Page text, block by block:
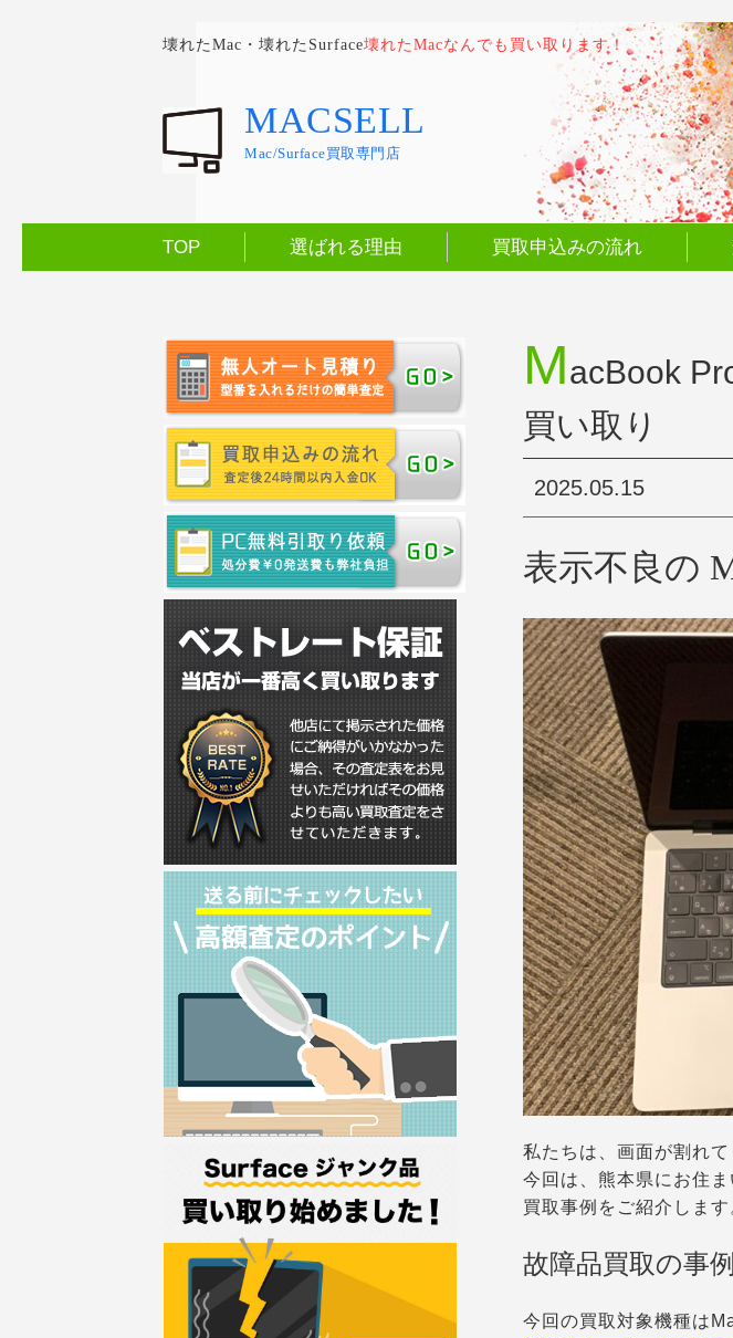
壊れたMac・壊れたSurface壊れたMacなんでも買い取ります！
MACSELL
Mac/Surface買取専門店
TOP 選ばれる理由 買取申込みの流れ
MacBook
買い取り
2025.05.15
表示不良の
私たちは、画面が割れ
今回は、熊本県にお住
買取事例をご紹介します
故障品買取の事例
今回の買取対象機種は